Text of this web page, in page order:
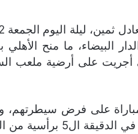
ما منح الأهلي
أجريت على أرضية ملعب
على فرض سيطرتهم،
الكرة، وتمكنوا من تسجيل